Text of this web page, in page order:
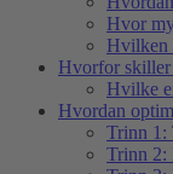
Hvor
Hvilken
Hvorfor skiller
Hvilke
Hvordan
Trinn 1:
Trinn 2: